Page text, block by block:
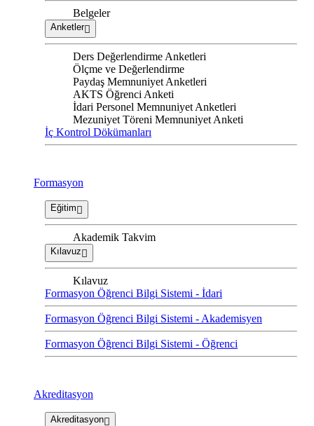
Belgeler
Anketler
Ders Değerlendirme Anketleri
Ölçme ve Değerlendirme
Paydaş Memnuniyet Anketleri
AKTS Öğrenci Anketi
İdari Personel Memnuniyet Anketleri
Mezuniyet Töreni Memnuniyet Anketi
İç Kontrol Dökümanları
Formasyon
Eğitim
Akademik Takvim
Kılavuz
Kılavuz
Formasyon Öğrenci Bilgi Sistemi - İdari
Formasyon Öğrenci Bilgi Sistemi - Akademisyen
Formasyon Öğrenci Bilgi Sistemi - Öğrenci
Akreditasyon
Akreditasyon